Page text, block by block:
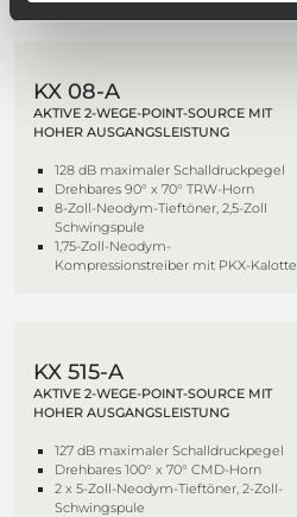
KX 08-A
AKTIVE 2-WEGE-POINT-SOURCE MIT
HOHER AUSGANGSLEISTUNG
128 dB maximaler Schalldruckpegel
Drehbares 90° x 70° TRW-Horn
8-Zoll-Neodym-Tieftöner, 2,5-Zoll
Schwingspule
1,75-Zoll-Neodym-
Kompressionstreiber mit PKX-Kalotte
KX 515-A
AKTIVE 2-WEGE-POINT-SOURCE MIT
HOHER AUSGANGSLEISTUNG
127 dB maximaler Schalldruckpegel
Drehbares 100° x 70° CMD-Horn
2 x 5-Zoll-Neodym-Tieftöner, 2-Zoll-
Schwingspule